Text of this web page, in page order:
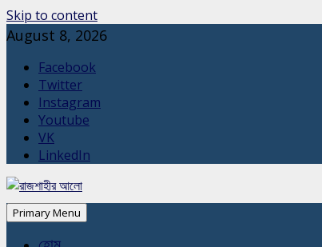
Skip to content
August 8, 2026
Facebook
Twitter
Instagram
Youtube
VK
LinkedIn
Primary Menu